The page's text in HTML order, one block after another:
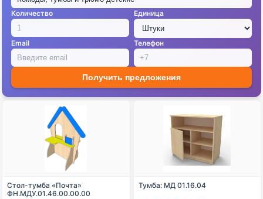
Количество Единица
Email Телефон
Получить предложения
Стол-тумба «Почта»
ФН.МДУ.01.46.00.00.00
Тумба: МД 01.16.04